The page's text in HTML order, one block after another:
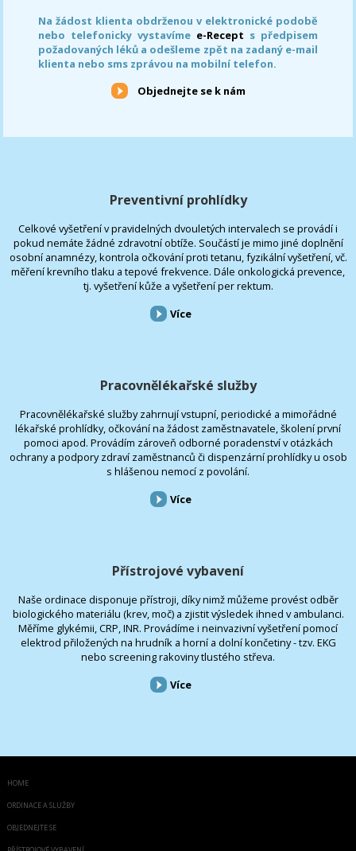
Na žádost klienta obdrženou v elektronické podobě
nebo telefonicky vystavíme e-Recept s předpisem
požadovaných léků a odešleme zpět na zadaný e-mail
klienta nebo sms zprávou na mobilní telefon.
Objednejte se k nám
Preventivní prohlídky
Celkové vyšetření v pravidelných dvouletých intervalech se provádí i
pokud nemáte žádné zdravotní obtíže. Součástí je mimo jiné doplnění
osobní anamnézy, kontrola očkování proti tetanu, fyzikální vyšetření, vč.
měření krevního tlaku a tepové frekvence. Dále onkologická prevence,
tj. vyšetření kůže a vyšetření per rektum.
Více
Pracovnělékařské služby
Pracovnělékařské služby zahrnují vstupní, periodické a mimořádné
lékařské prohlídky, očkování na žádost zaměstnavatele, školení první
pomoci apod. Provádím zároveň odborné poradenství v otázkách
ochrany a podpory zdraví zaměstnanců či dispenzární prohlídky u osob
s hlášenou nemocí z povolání.
Více
Přístrojové vybavení
Naše ordinace disponuje přístroji, díky nimž můžeme provést odběr
biologického materiálu (krev, moč) a zjistit výsledek ihned v ambulanci.
Měříme glykémii, CRP, INR. Provádíme i neinvazivní vyšetření pomocí
elektrod přiložených na hrudník a horní a dolní končetiny - tzv. EKG
nebo screening rakoviny tlustého střeva.
Více
HOME
ORDINACE A SLUŽBY
OBJEDNEJTE SE